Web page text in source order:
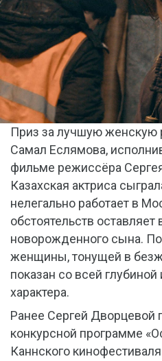
Приз за лучшую женскую
Самал Еслямова,
фильме режиссёра
Казахская актриса
нелегально работает в
обстоятельств оставляет
новорожденного сына.
женщины, тонущей в
показан со всей
характера.
Ранее Сергей Дворцевой
конкурсной программе
Каннского